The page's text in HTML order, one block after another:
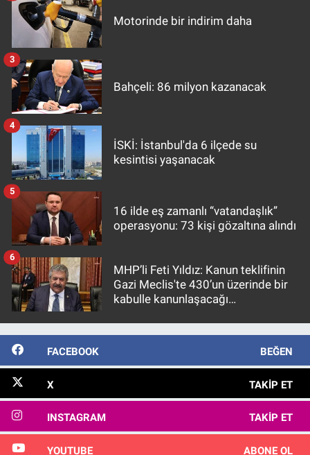
Motorinde bir indirim daha
Bahçeli: 86 milyon kazanacak
3
İSKİ: İstanbul'da 6 ilçede su
kesintisi yaşanacak
4
16 ilde eş zamanlı “vatandaşlık”
operasyonu: 73 kişi gözaltına alındı
5
MHP’li Feti Yıldız: Kanun teklifinin
Gazi Meclis'te 430’un üzerinde bir
kabulle kanunlaşacağı
6
FACEBOOK BEĞEN
X TAKIP ET
INSTAGRAM TAKIP ET
YOUTUBE ABONE OL